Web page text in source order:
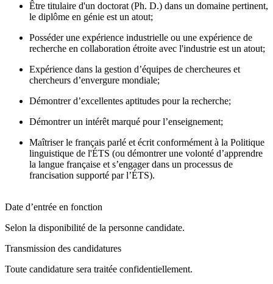
Être titulaire d'un doctorat (Ph. D.) dans un domaine pertinent,
le diplôme en génie est un atout;
Posséder une expérience industrielle ou une expérience de
recherche en collaboration étroite avec l'industrie est un atout;
Expérience dans la gestion d’équipes de chercheures et
chercheurs d’envergure mondiale;
Démontrer d’excellentes aptitudes pour la recherche;
Démontrer un intérêt marqué pour l’enseignement;
Maîtriser le français parlé et écrit conformément à la Politique
linguistique de l'ÉTS (ou démontrer une volonté d’apprendre
la langue française et s’engager dans un processus de
francisation supporté par l’ÉTS).
Date d’entrée en fonction
Selon la disponibilité de la personne candidate.
Transmission des candidatures
Toute candidature sera traitée confidentiellement.